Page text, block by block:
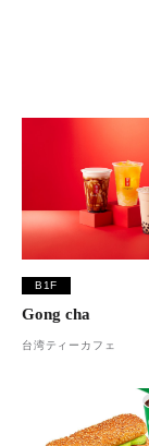
B1F
Gong cha
台湾ティーカフェ